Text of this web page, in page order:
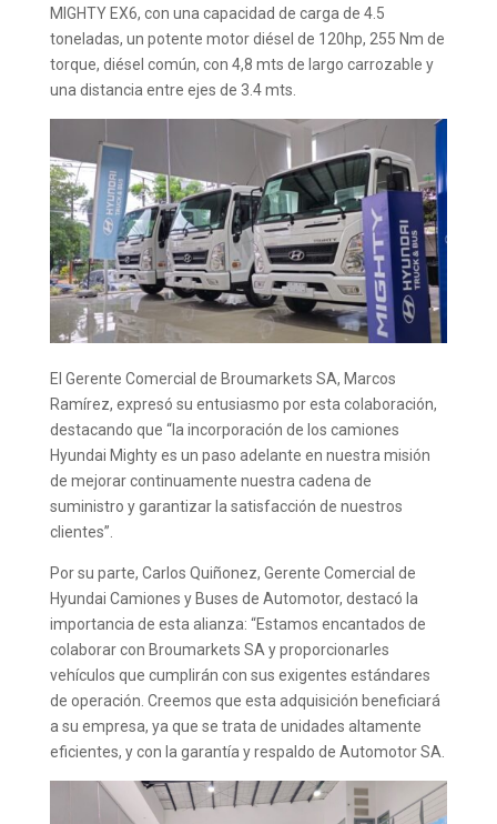
MIGHTY EX6, con una capacidad de carga de 4.5
toneladas, un potente motor diésel de 120hp, 255 Nm de
torque, diésel común, con 4,8 mts de largo carrozable y
una distancia entre ejes de 3.4 mts.
El Gerente Comercial de Broumarkets SA, Marcos
Ramírez, expresó su entusiasmo por esta colaboración,
destacando que “la incorporación de los camiones
Hyundai Mighty es un paso adelante en nuestra misión
de mejorar continuamente nuestra cadena de
suministro y garantizar la satisfacción de nuestros
clientes”.
Por su parte, Carlos Quiñonez, Gerente Comercial de
Hyundai Camiones y Buses de Automotor, destacó la
importancia de esta alianza: “Estamos encantados de
colaborar con Broumarkets SA y proporcionarles
vehículos que cumplirán con sus exigentes estándares
de operación. Creemos que esta adquisición beneficiará
a su empresa, ya que se trata de unidades altamente
eficientes, y con la garantía y respaldo de Automotor SA.